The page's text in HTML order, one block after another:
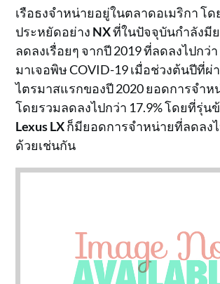
เรือธงจำหน่ายอยู่ในตลาดอเมริกา โ
ประหยัดอย่าง NXที่ในปัจจุบันกำลังมี
ลดลงเรื่อยๆ จากปี 2019 ที่ลดลงไปกว่า
มาเจอพิษ COVID-19 เมื่อช่วงต้นปีที่ผ่
ไตรมาสแรกของปี 2020 ยอดการจำห
โดยรวมลดลงไปกว่า 17.9% โดยที่รุ่น
Lexus LXก็มียอดการจำหน่ายที่ลดลงไ
ด้วยเช่นกัน